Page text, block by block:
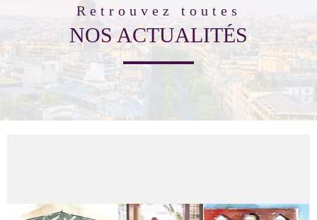
retrouvez toutes
NOS ACTUALITÉS